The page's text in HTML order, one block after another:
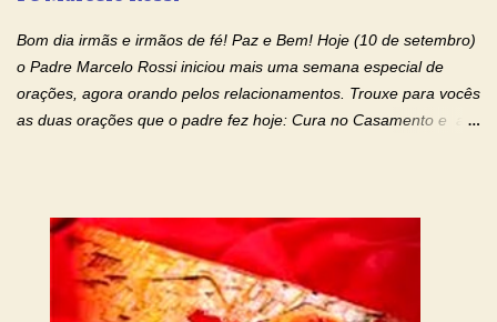
os laços...
Bom dia irmãs e irmãos de fé! Paz e Bem! Hoje (10 de setembro)
o Padre Marcelo Rossi iniciou mais uma semana especial de
orações, agora orando pelos relacionamentos. Trouxe para vocês
as duas orações que o padre fez hoje: Cura no Casamento e a
com o Momento de Fé. Que Deus abençoe e que todo
relacionamento seja fortalecido e curado no amor Ágape de
Jesus. Adriana-Devoção e Fé Mensagem do Padre Marcelo Rossi
em seu Facebook: Amados, iniciamos uma semana para orar